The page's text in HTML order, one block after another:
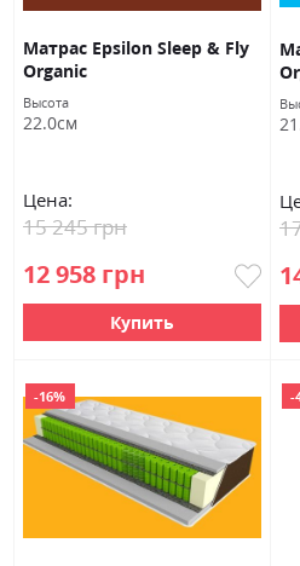
Матрас Epsilon Sleep & Fly
Organic
Высота
22.0см
Цена:
12 958 грн
15 245 грн
Купить
-16% -